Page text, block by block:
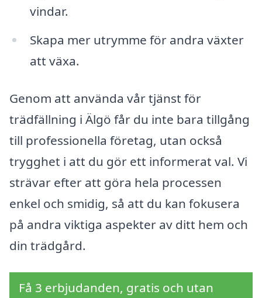
vindar.
Skapa mer utrymme för andra växter
att växa.
Genom att använda vår tjänst för
trädfällning i Älgö får du inte bara tillgång
till professionella företag, utan också
trygghet i att du gör ett informerat val. Vi
strävar efter att göra hela processen
enkel och smidig, så att du kan fokusera
på andra viktiga aspekter av ditt hem och
din trädgård.
Få 3 erbjudanden, gratis och utan